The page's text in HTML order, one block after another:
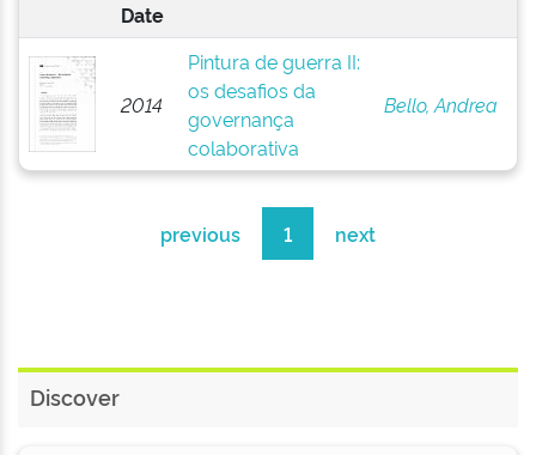
Date
2014
Pintura de guerra II:
os desafios da
governança
colaborativa
Bello, Andrea
previous 1 next
Discover